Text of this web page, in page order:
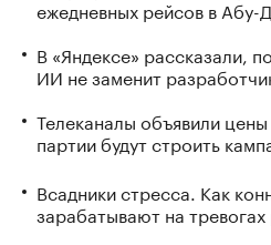
ежедневных рейсов в Абу-
В «Яндексе» рассказали,
ИИ не заменит
Телеканалы объявили
партии будут строить
Всадники стресса. Как
зарабатывают на